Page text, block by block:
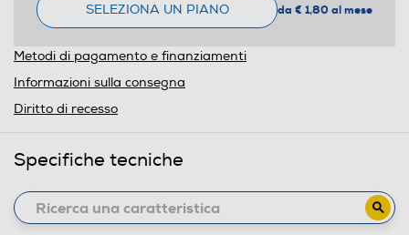
SELEZIONA UN PIANO da € 1,80 al mese
Metodi di pagamento e finanziamenti
Informazioni sulla consegna
Diritto di recesso
Specifiche tecniche